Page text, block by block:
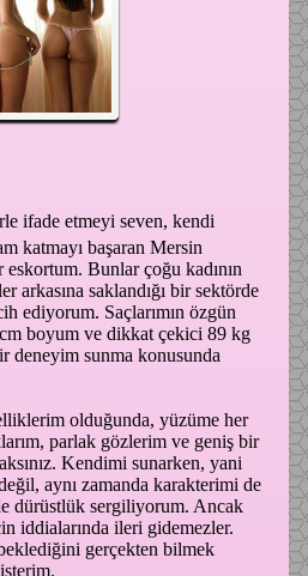
ifade etmeyi seven, kendi
katmayı başaran Mersin
Bunlar çoğu kadının
arkasına saklandığı bir sektörde
ediyorum. Saçlarımın özgün
boyum ve dikkat çekici 89 kg
deneyim sunma konusunda
olduğunda, yüzüme her
parlak gözlerim ve geniş bir
Kendimi sunarken, yani
aynı zamanda karakterimi de
dürüstlük sergiliyorum. Ancak
iddialarında ileri gidemezler.
gerçekten bilmek